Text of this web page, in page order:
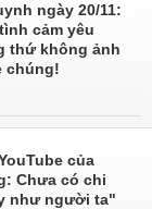
ngày 20/11:
cảm yêu
thứ không ảnh
chúng!
của
Chưa có chi
như người ta"